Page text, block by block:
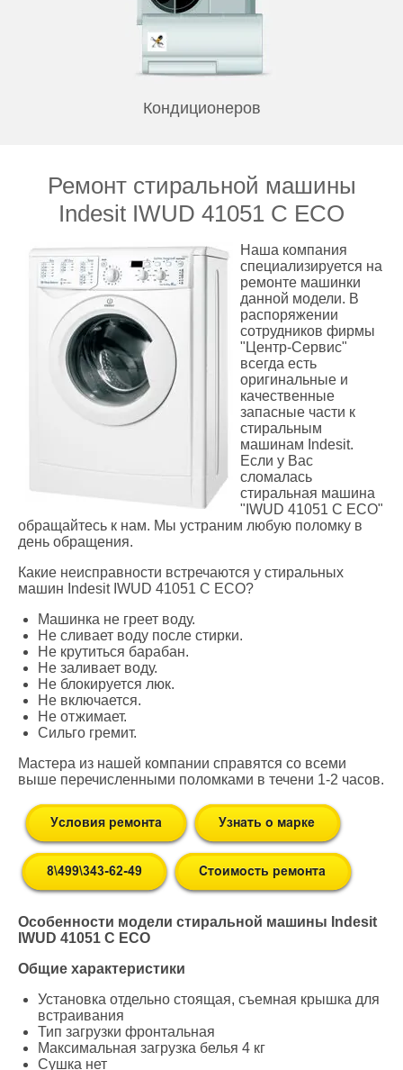
Кондиционеров
Ремонт стиральной машины
Indesit IWUD 41051 C ECO
Наша компания
специализируется на
ремонте машинки
данной модели. В
распоряжении
сотрудников фирмы
"Центр-Сервис"
всегда есть
оригинальные и
качественные
запасные части к
стиральным
машинам Indesit.
Если у Вас
сломалась
стиральная машина
"IWUD 41051 C ECO"
обращайтесь к нам. Мы устраним любую поломку в
день обращения.
Какие неисправности встречаются у стиральных
машин Indesit IWUD 41051 C ECO?
Машинка не греет воду.
Не сливает воду после стирки.
Не крутиться барабан.
Не заливает воду.
Не блокируется люк.
Не включается.
Не отжимает.
Сильго гремит.
Мастера из нашей компании справятся со всеми
выше перечисленными поломками в течени 1-2 часов.
Особенности модели стиральной машины Indesit
IWUD 41051 C ECO
Общие характеристики
Установка отдельно стоящая, съемная крышка для
встраивания
Тип загрузки фронтальная
Максимальная загрузка белья 4 кг
Сушка нет